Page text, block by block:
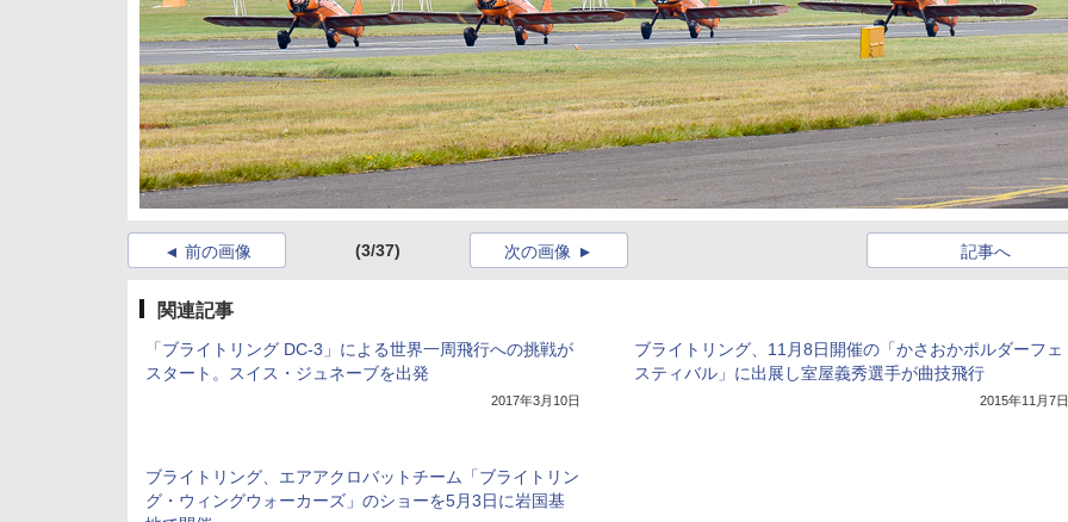
前の画像 (3/37) 記事へ
次の画像
関連記事
「ブライトリング DC-3」による世界一周飛行への挑戦が
スタート。スイス・ジュネーブを出発
2017年3月10日
ブライトリング、11月8日開催の「かさおかポルダーフェ
スティバル」に出展し室屋義秀選手が曲技飛行
2015年11月7日
ブライトリング、エアアクロバットチーム「ブライトリン
グ・ウィングウォーカーズ」のショーを5月3日に岩国基